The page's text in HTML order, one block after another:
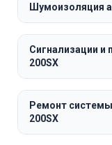
Шумоизоляция
Сигнализации и
200SX
Ремонт
200SX